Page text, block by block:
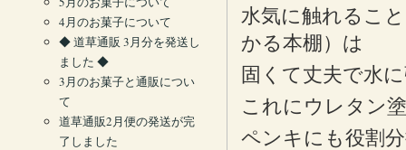
水気に触れるこ
かる本棚）は
固くて丈夫で水
これにウレタン
ペンキにも役割
4月のお菓子について
◆ 道草通販 3月分を発送し
ました ◆
3月のお菓子と通販につい
て
道草通販2月便の発送が完
了しました